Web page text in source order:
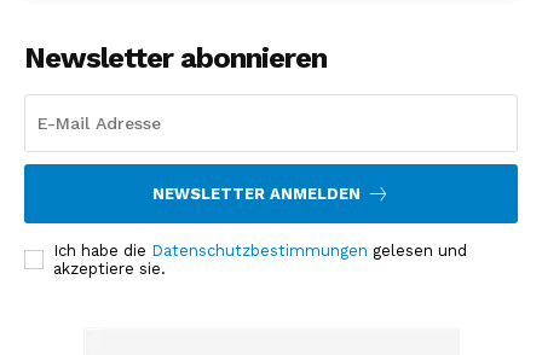
Newsletter abonnieren
NEWSLETTER ANMELDEN
Ich habe die Datenschutzbestimmungen gelesen und
akzeptiere sie.